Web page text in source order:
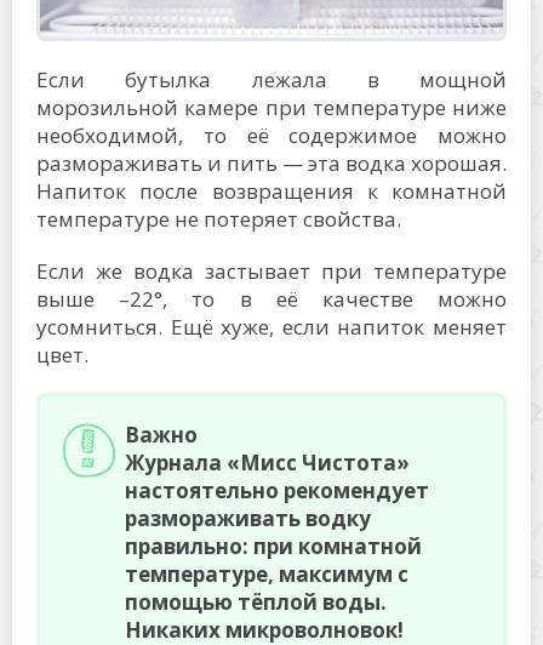
Если бутылка лежала в мощной
морозильной камере при температуре ниже
необходимой, то её содержимое можно
размораживать и пить — эта водка хорошая.
Напиток после возвращения к комнатной
температуре не потеряет свойства.
Если же водка застывает при температуре
выше –22°, то в её качестве можно
усомниться. Ещё хуже, если напиток меняет
цвет.
Важно
Журнала «Мисс Чистота»
настоятельно рекомендует
размораживать водку
правильно: при комнатной
температуре, максимум с
помощью тёплой воды.
Никаких микроволновок!